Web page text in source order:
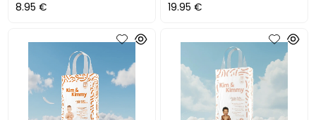
8.95 € 19.95 €